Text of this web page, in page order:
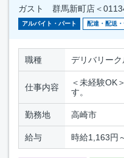
ガスト 群馬新町店＜
アルバイト・パート 配達・配送
職種 デリバリーク
仕事内容
＜未経験OK
す。
勤務地 高崎市
給与 時給1,163円